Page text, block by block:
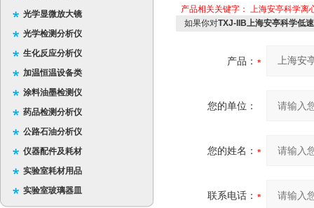
光学显微放大镜
光学检测分析仪
生化反应分析仪
加温恒温设备类
涂料油墨检测仪
药品检测分析仪
公路石油分析仪
仪器配件及耗材
实验室耗材用品
实验室玻璃器皿
产品相关关键字： 上海安亭科学离
如果你对TXJ-IIB上海安亭科学低
产品：
您的单位：
您的姓名：
联系电话：